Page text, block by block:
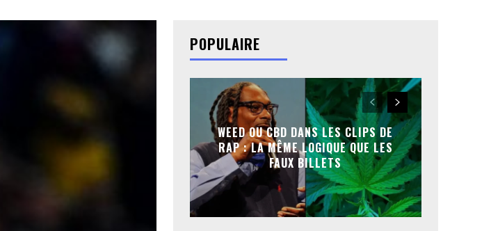
POPULAIRE
WEED OU CBD DANS LES CLIPS DE
RAP : LA MÊME LOGIQUE QUE LES
FAUX BILLETS